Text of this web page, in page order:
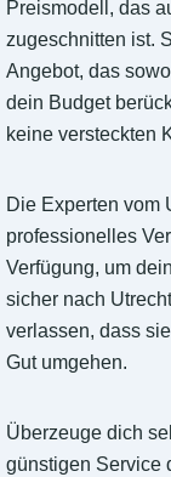
Preismodell, das
zugeschnitten ist.
Angebot, das
dein Budget
keine versteckten
Die Experten vom
professionelles
Verfügung, um
sicher nach
verlassen, dass
Gut umgehen.
Überzeuge dich
günstigen Service